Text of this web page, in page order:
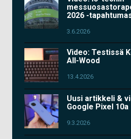
2026 -
3.6.2026
Video: Testissä
All-Wood
13.4.2026
Uusi artikkeli &
Google Pixel 10a
9.3.2026